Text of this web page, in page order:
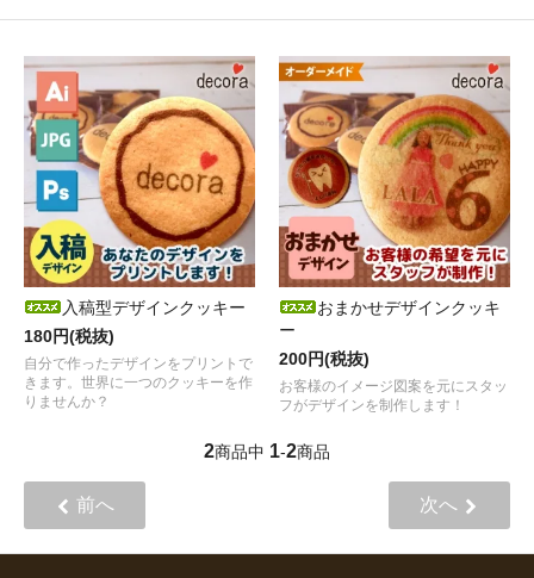
入稿型デザインクッキー
180円(税抜)
自分で作ったデザインをプリントで
きます。世界に一つのクッキーを作
りませんか？
おまかせデザインクッキ
ー
200円(税抜)
お客様のイメージ図案を元にスタッ
フがデザインを制作します！
2商品中 1-2商品
前へ 次へ